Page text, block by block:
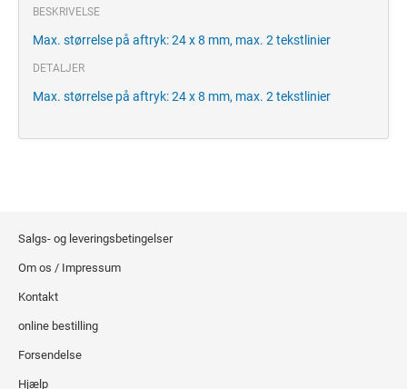
BESKRIVELSE
Max. størrelse på aftryk: 24 x 8 mm, max. 2 tekstlinier
DETALJER
Max. størrelse på aftryk: 24 x 8 mm, max. 2 tekstlinier
Salgs- og leveringsbetingelser
Om os / Impressum
Kontakt
online bestilling
Forsendelse
Hjælp